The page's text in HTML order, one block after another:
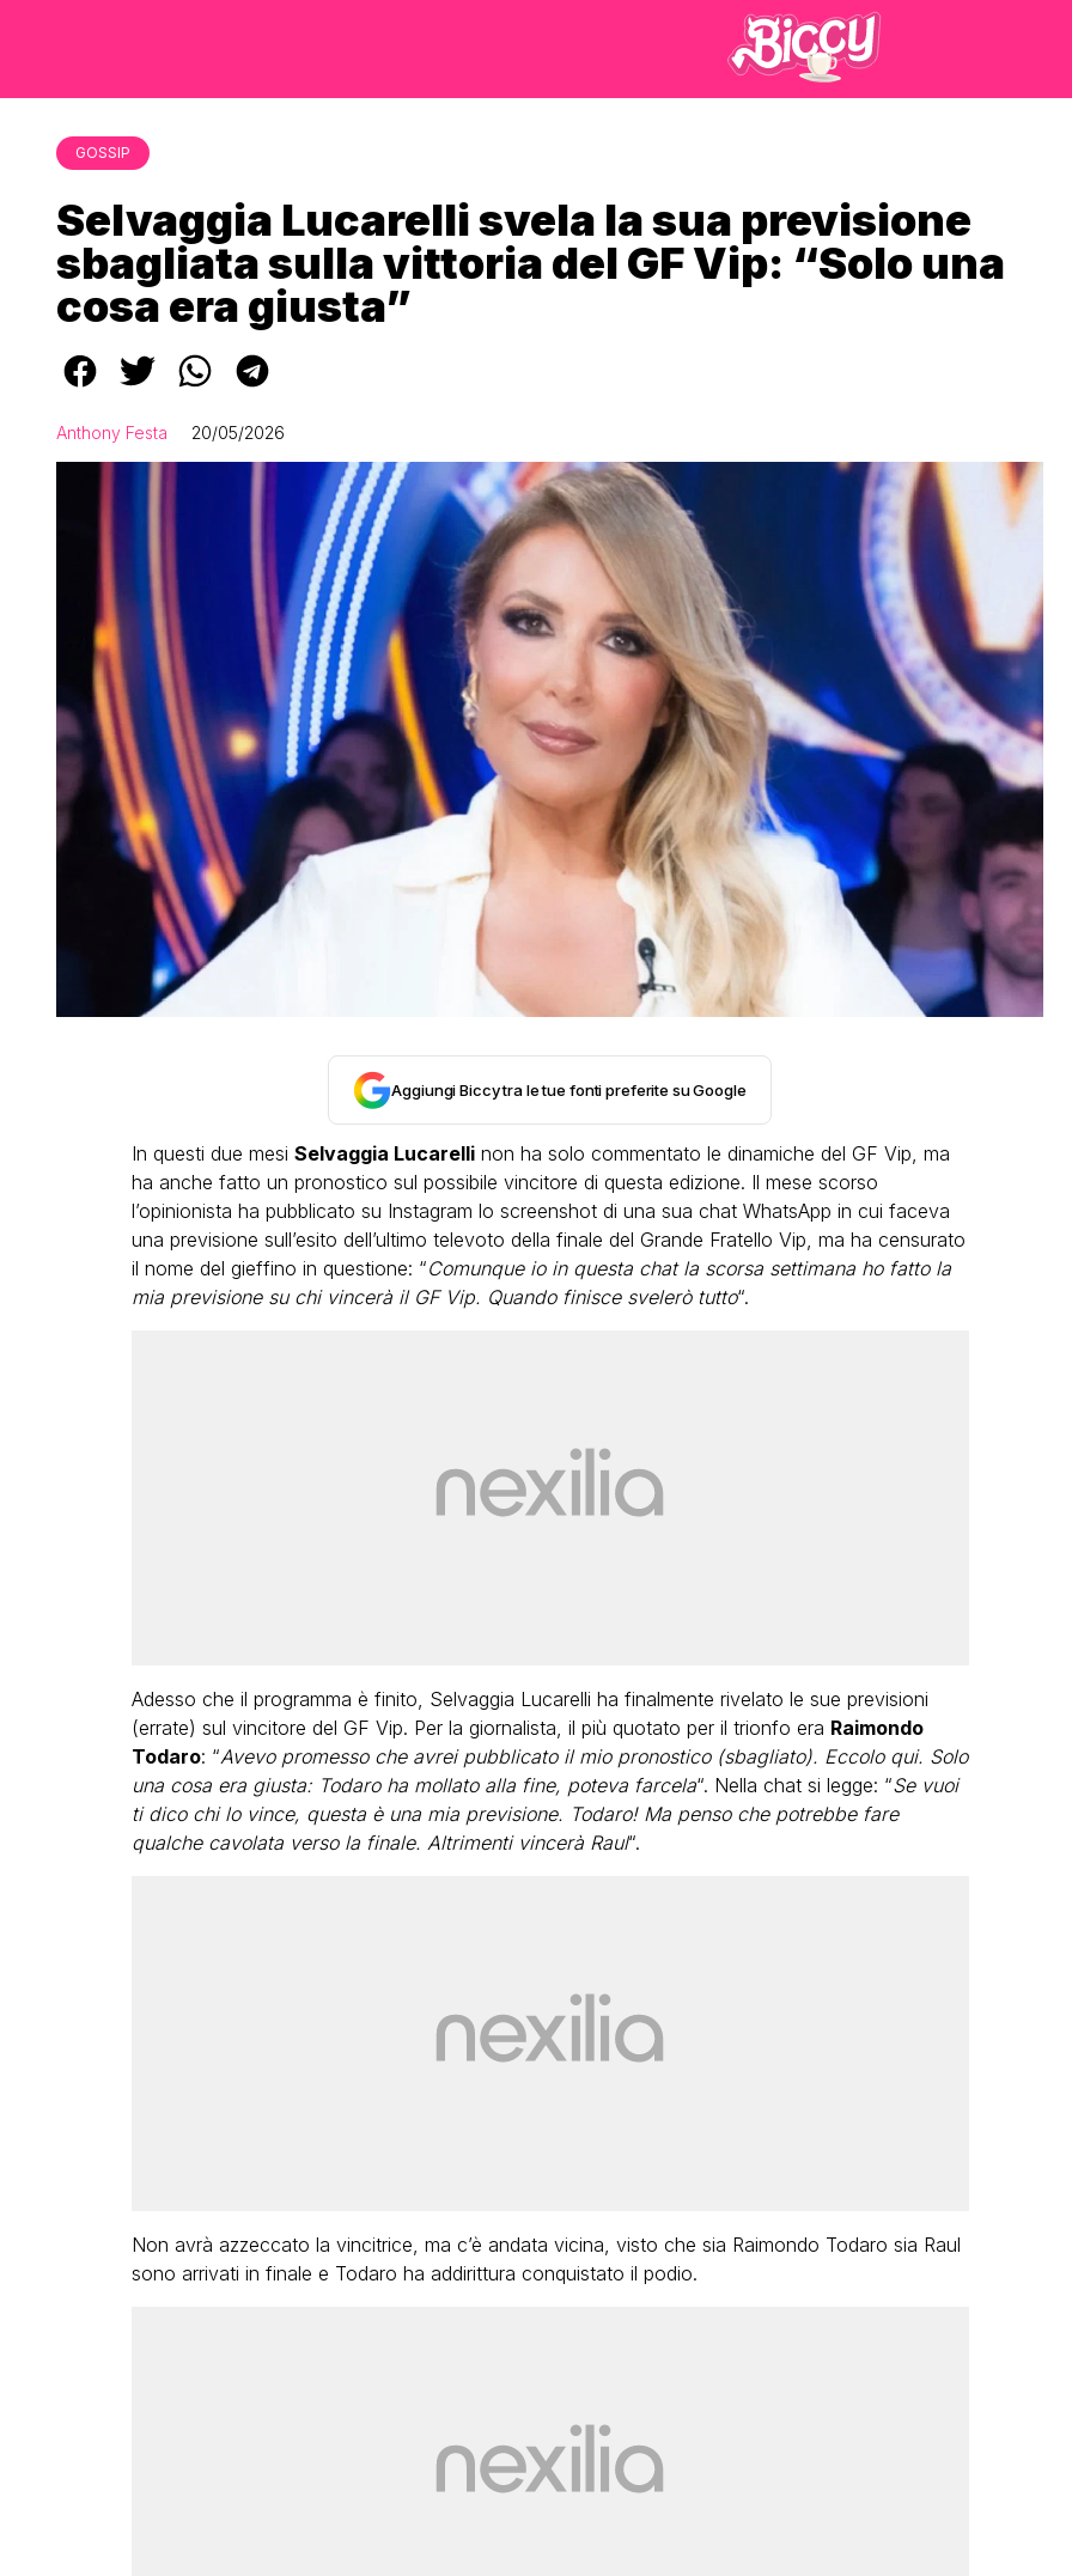
GOSSIP
Selvaggia Lucarelli svela la sua previsione
sbagliata sulla vittoria del GF Vip: “Solo una
cosa era giusta”
Anthony Festa 20/05/2026
Aggiungi Biccy tra le tue fonti preferite su Google
In questi due mesi Selvaggia Lucarellinon ha solo commentato le dinamiche del GF Vip, ma
ha anche fatto un pronostico sul possibile vincitore di questa edizione. Il mese scorso
l’opinionista ha pubblicato su Instagram lo screenshot di una sua chat WhatsApp in cui faceva
una previsione sull’esito dell’ultimo televoto della finale del Grande Fratello Vip, ma ha censurato
il nome del gieffino in questione: “Comunque io in questa chat la scorsa settimana ho fatto la
mia previsione su chi vincerà il GF Vip. Quando finisce svelerò tutto“.
Adesso che il programma è finito, Selvaggia Lucarelli ha finalmente rivelato le sue previsioni
(errate) sul vincitore del GF Vip. Per la giornalista, il più quotato per il trionfo era Raimondo
Todaro: “Avevo promesso che avrei pubblicato il mio pronostico (sbagliato). Eccolo qui. Solo
una cosa era giusta: Todaro ha mollato alla fine, poteva farcela“. Nella chat si legge: “Se vuoi
ti dico chi lo vince, questa è una mia previsione. Todaro! Ma penso che potrebbe fare
qualche cavolata verso la finale. Altrimenti vincerà Raul“.
Non avrà azzeccato la vincitrice, ma c’è andata vicina, visto che sia Raimondo Todaro sia Raul
sono arrivati in finale e Todaro ha addirittura conquistato il podio.
LGBT VIRAL